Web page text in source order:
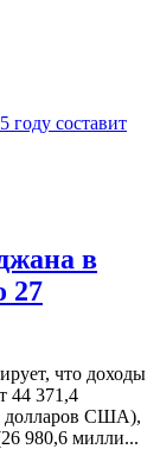
в
27
что доходы
44 371,4
долларов США),
980,6 милли...